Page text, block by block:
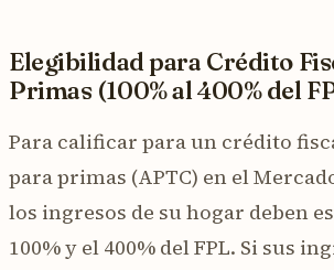
Elegibilidad para Crédito
Primas (100% al 400% del
Para calificar para un crédito
para primas (APTC) en el
los ingresos de su hogar deben
100% y el 400% del FPL. Si sus